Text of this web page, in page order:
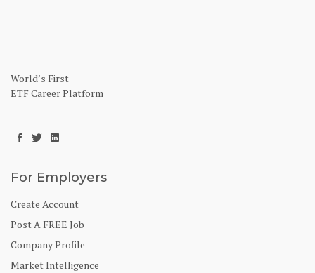
World’s First
ETF Career Platform
For Employers
Create Account
Post A FREE Job
Company Profile
Market Intelligence